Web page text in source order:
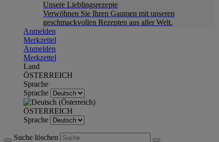
Unsere Lieblingsrezepte
Verwöhnen Sie Ihren Gaumen mit unseren
geschmackvollen Rezepten aus aller Welt.
Anmelden
Merkzettel
Anmelden
Merkzettel
Land
ÖSTERREICH
Sprache
Sprache
ÖSTERREICH
Sprache
Suche löschen